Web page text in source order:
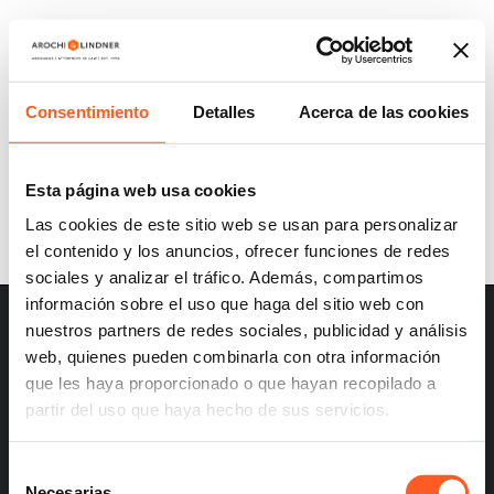
Consentimiento Detalles Acerca de las cookies
Esta página web usa cookies
Las cookies de este sitio web se usan para personalizar
el contenido y los anuncios, ofrecer funciones de redes
sociales y analizar el tráfico. Además, compartimos
información sobre el uso que haga del sitio web con
nuestros partners de redes sociales, publicidad y análisis
web, quienes pueden combinarla con otra información
que les haya proporcionado o que hayan recopilado a
partir del uso que haya hecho de sus servicios.
DID YOU KNOW THAT THE OPPOSITION
PROCEDURE TO THE REGISTRATION OF
TRADEMARKS AND SLOGANS CHANGED
WITH THE NEW LAW?